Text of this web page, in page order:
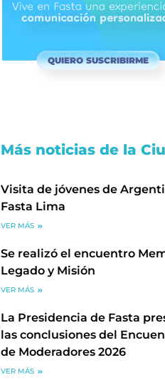
QUIERO SUSCRIBIRME
Más noticias de la
Visita de jóvenes de
Fasta Lima
VER MÁS
Se realizó el encuentro
Legado y Misión
VER MÁS
La Presidencia de Fasta
las conclusiones del
de Moderadores 2026
VER MÁS